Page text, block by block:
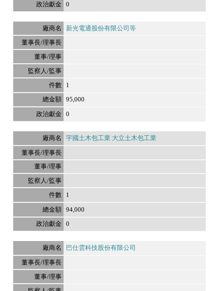
0
新光電通股份有限公司等
1
95,000
0
宇國土木包工業 大立土木包工業
1
94,000
0
巴仕雲科技股份有限公司